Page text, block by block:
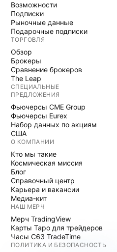
Возможности
Подписки
Рыночные данные
Подарочные подписки
ТОРГОВЛЯ
Обзор
Брокеры
Сравнение брокеров
The Leap
СПЕЦИАЛЬНЫЕ
ПРЕДЛОЖЕНИЯ
Фьючерсы CME Group
Фьючерсы Eurex
Набор данных по акциям
США
О КОМПАНИИ
Кто мы такие
Космическая миссия
Блог
Справочный центр
Карьера и вакансии
Медиа-кит
НАШ МЕРЧ
Мерч TradingView
Карты Таро для трейдеров
Часы C63 TradeTime
ПОЛИТИКА И БЕЗОПАСНОСТЬ